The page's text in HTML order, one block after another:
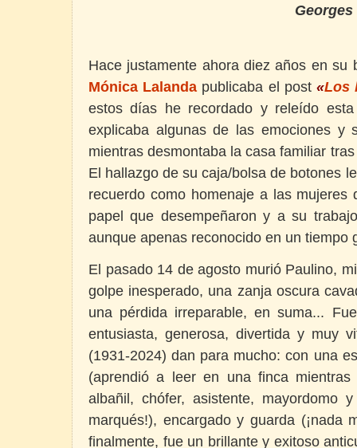
Georges
Hace justamente ahora diez años en su
Mónica Lalanda publicaba el post «Los
estos días he recordado y releído
explicaba algunas de las emociones y
mientras desmontaba la casa familiar
El hallazgo de su caja/bolsa de botones
recuerdo como homenaje a las mujeres
papel que desempeñaron y a su
aunque apenas reconocido en un tiempo
El pasado 14 de agosto murió Paulino,
golpe inesperado, una zanja oscura
una pérdida irreparable, en suma...
entusiasta, generosa, divertida y muy
(1931-2024) dan para mucho: con una
(aprendió a leer en una finca
albañil, chófer, asistente, mayordomo
marqués!), encargado y guarda (¡nada
finalmente, fue un brillante y exitoso